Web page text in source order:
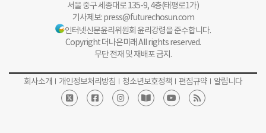
서울 중구 세종대로 135-9, 4층(태평로1가)
기사제보:press@futurechosun.com
인터넷신문윤리위원회 윤리강령을 준수합니다.
Copyright 더나은미래 All rights reserved.
무단 전재 및 재배포 금지.
회사소개 개인정보처리방침 청소년보호정책 편집규약 알립니다